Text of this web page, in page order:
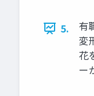
5.
有
変
花
ー